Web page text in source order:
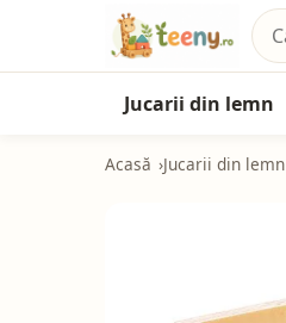
Jucarii din lemn
Acasă Jucarii din lemn